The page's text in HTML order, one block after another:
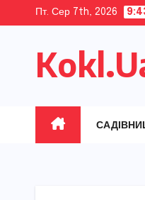
content
Пт. Сер 7th, 2026